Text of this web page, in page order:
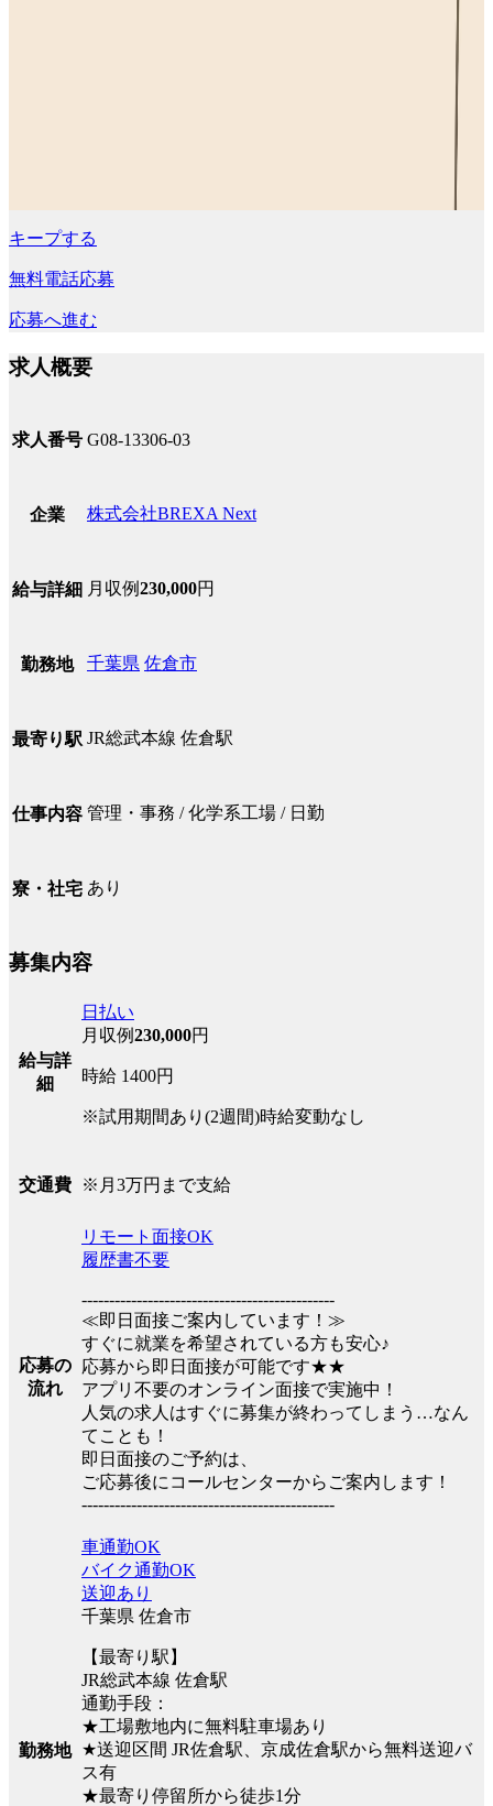
キープする
無料電話応募
応募へ進む
求人概要
求人番号 G08-13306-03
企業 株式会社BREXA Next
給与詳細 月収例230,000円
勤務地 千葉県 佐倉市
最寄り駅 JR総武本線 佐倉駅
仕事内容 管理・事務 / 化学系工場 / 日勤
寮・社宅 あり
募集内容
給与詳
細
日払い
月収例230,000円
時給 1400円
※試用期間あり(2週間)時給変動なし
交通費 ※月3万円まで支給
応募の
流れ
リモート面接OK
履歴書不要
----------------------------------------------
≪即日面接ご案内しています！≫
すぐに就業を希望されている方も安心♪
応募から即日面接が可能です★★
アプリ不要のオンライン面接で実施中！
人気の求人はすぐに募集が終わってしまう…なん
てことも！
即日面接のご予約は、
ご応募後にコールセンターからご案内します！
----------------------------------------------
勤務地
車通勤OK
バイク通勤OK
送迎あり
千葉県 佐倉市
【最寄り駅】
JR総武本線 佐倉駅
通勤手段：
★工場敷地内に無料駐車場あり
★送迎区間 JR佐倉駅、京成佐倉駅から無料送迎バ
ス有
★最寄り停留所から徒歩1分